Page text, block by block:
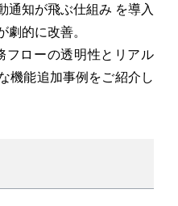
通知が飛ぶ仕組み を導入
劇的に改善。
フローの透明性とリアル
機能追加事例をご紹介し